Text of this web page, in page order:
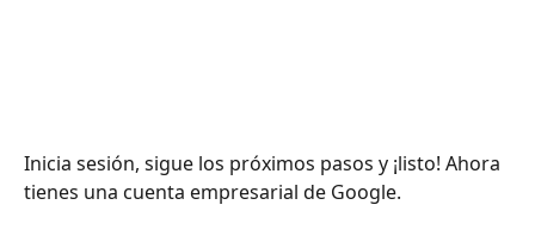
Inicia sesión, sigue los próximos pasos y ¡listo! Ahora
tienes una cuenta empresarial de Google.